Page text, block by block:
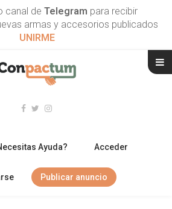
canal de Telegram para recibir
armas y accesorios publicados
UNIRME
Ayuda? Acceder
Publicar anuncio